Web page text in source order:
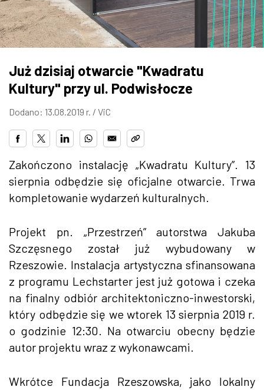
ZDJĘCIA
W RZESZOWIE
Już dzisiaj otwarcie "Kwadratu
Kultury" przy ul. Podwisłocze
Dodano: 13.08.2019 r. / ViC
Zakończono instalację „Kwadratu Kultury”. 13
sierpnia odbędzie się oficjalne otwarcie. Trwa
kompletowanie wydarzeń kulturalnych.
Projekt pn. „Przestrzeń” autorstwa Jakuba
Szczęsnego został już wybudowany w
Rzeszowie. Instalacja artystyczna sfinansowana
z programu Lechstarter jest już gotowa i czeka
na finalny odbiór architektoniczno-inwestorski,
który odbędzie się we wtorek 13 sierpnia 2019 r.
o godzinie 12:30. Na otwarciu obecny będzie
autor projektu wraz z wykonawcami.
Wkrótce Fundacja Rzeszowska, jako lokalny